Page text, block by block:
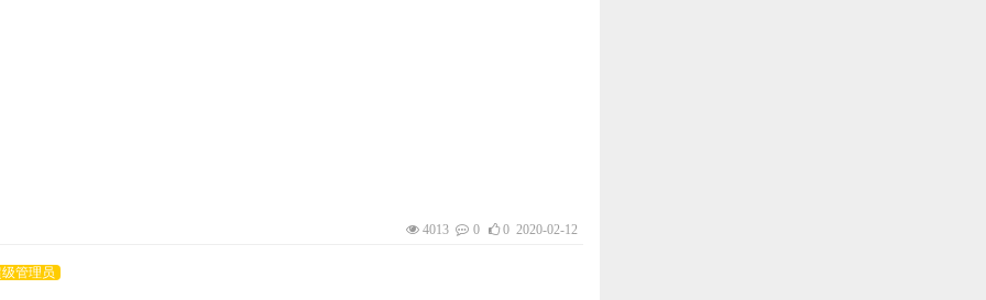
4013 0 0 2020-02-12
管理员